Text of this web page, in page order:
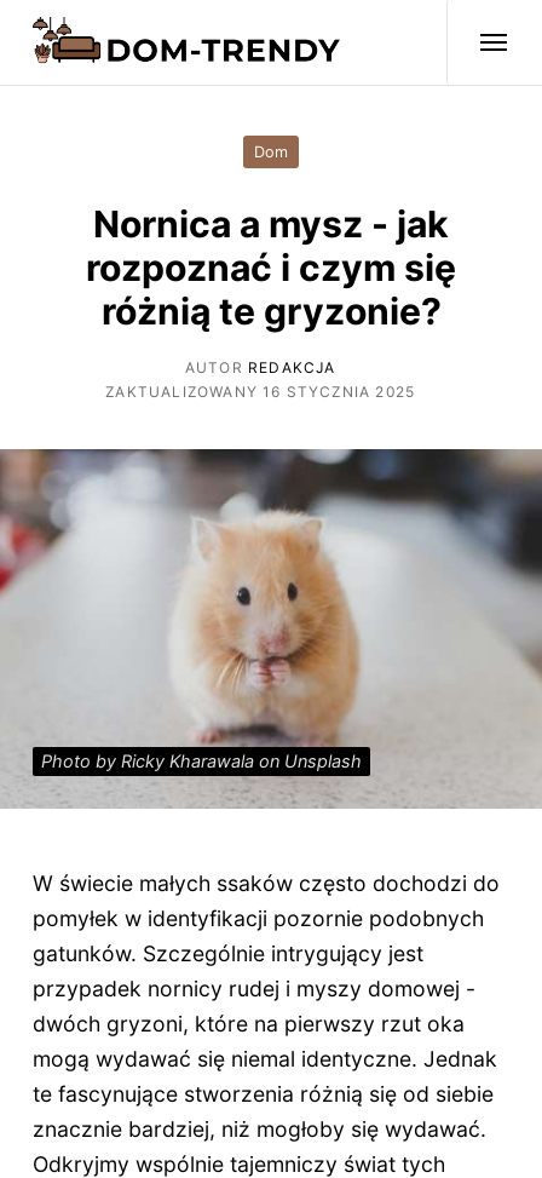
Dom
Nornica a mysz - jak
rozpoznać i czym się
różnią te gryzonie?
AUTOR REDAKCJA
ZAKTUALIZOWANY 16 STYCZNIA 2025
Photo by Ricky Kharawala on Unsplash
W świecie małych ssaków często dochodzi do
pomyłek w identyfikacji pozornie podobnych
gatunków. Szczególnie intrygujący jest
przypadek nornicy rudej i myszy domowej -
dwóch gryzoni, które na pierwszy rzut oka
mogą wydawać się niemal identyczne. Jednak
te fascynujące stworzenia różnią się od siebie
znacznie bardziej, niż mogłoby się wydawać.
Odkryjmy wspólnie tajemniczy świat tych